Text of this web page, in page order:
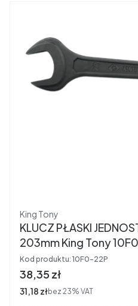
Producent
King Tony
KLUCZ PŁASKI
203mm King Tony
Kod produktu: 10F0-22P
Cena brutto
38,35 zł
Cena netto
31,18 złbez 23% VAT